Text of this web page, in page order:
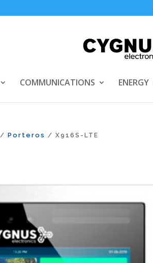
COMMUNICATIONS ENERGY
/Porteros / X916S-LTE